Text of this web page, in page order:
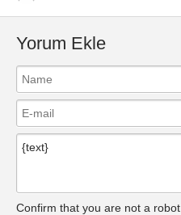
Yorum Ekle
Confirm that you are not a robot